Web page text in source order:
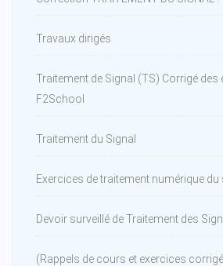
Travaux dirigés
Traitement de Signal (TS) Corrigé des
F2School
Traitement du Signal
Exercices de traitement numérique du
Devoir surveillé de Traitement des
(Rappels de cours et exercices